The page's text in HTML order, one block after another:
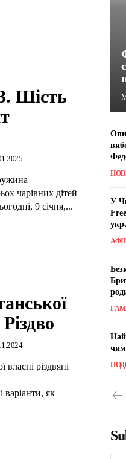
Шість
чарівних дітей
9 січня,...
власні різдвяні
варіанти, як
У
чим